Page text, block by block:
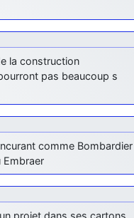
la construction
pas beaucoup s
comme Bombardier
Embraer
projet dans ses cartons.